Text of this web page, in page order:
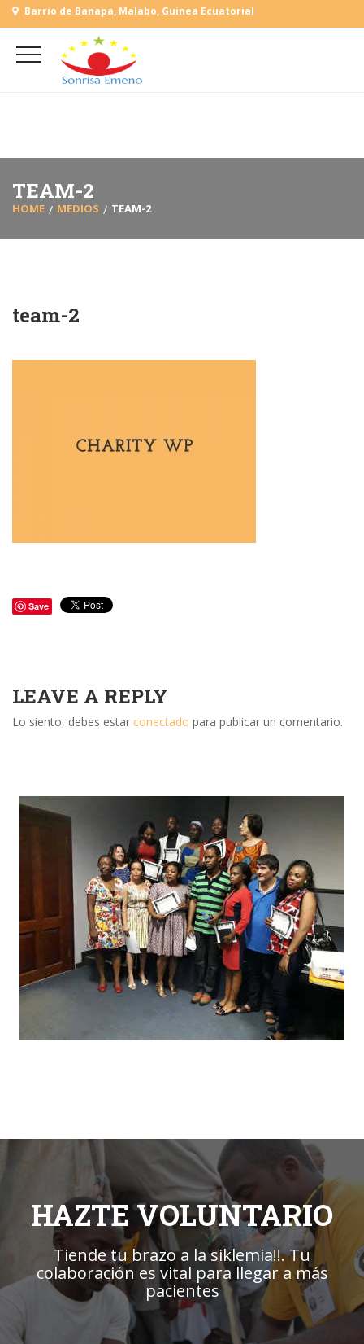
Barrio de Banapa, Malabo, Guinea Ecuatorial
(+240) 555 818930
L-V: 9:00-15:00 Sab, Dom: Cerrado
TEAM-2
HOME MEDIOS TEAM-2
team-2
Save
LEAVE A REPLY
Lo siento, debes estar conectado para publicar un comentario.
HAZTE VOLUNTARIO
Tiende tu brazo a la siklemia!!. Tu
colaboración es vital para llegar a más
pacientes